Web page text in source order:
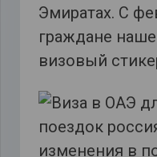
Эмиратах. С
граждане
визовый